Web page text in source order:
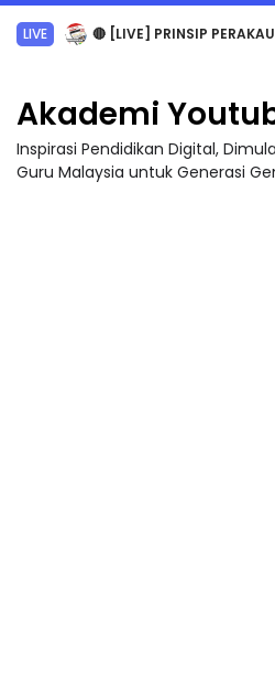
TRANSFORMASI DIGITAL GURU SIRI 7 : PAHLAWAN DIGITAL
Akademi
Inspirasi Pendidikan Digital,
Guru Malaysia untuk Generasi